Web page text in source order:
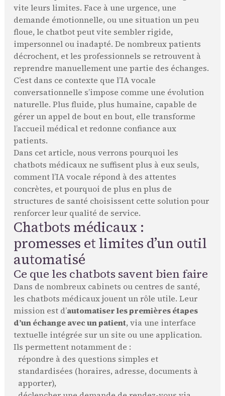
vite leurs limites. Face à une urgence, une
demande émotionnelle, ou une situation un peu
floue, le chatbot peut vite sembler rigide,
impersonnel ou inadapté. De nombreux patients
décrochent, et les professionnels se retrouvent à
reprendre manuellement une partie des échanges.
C’est dans ce contexte que l’IA vocale
conversationnelle s’impose comme une évolution
naturelle. Plus fluide, plus humaine, capable de
gérer un appel de bout en bout, elle transforme
l’accueil médical et redonne confiance aux
patients.
Dans cet article, nous verrons pourquoi les
chatbots médicaux ne suffisent plus à eux seuls,
comment l’IA vocale répond à des attentes
concrètes, et pourquoi de plus en plus de
structures de santé choisissent cette solution pour
renforcer leur qualité de service.
Chatbots médicaux :
promesses et limites d’un outil
automatisé
Ce que les chatbots savent bien faire
Dans de nombreux cabinets ou centres de santé,
les chatbots médicaux jouent un rôle utile. Leur
mission est d’automatiser les premières étapes
d’un échange avec un patient, via une interface
textuelle intégrée sur un site ou une application.
Ils permettent notamment de :
répondre à des questions simples et
standardisées (horaires, adresse, documents à
apporter),